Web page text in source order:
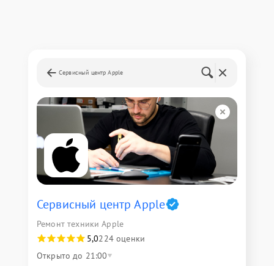
Сервисный центр Apple
Сервисный центр Apple
Ремонт техники Apple
5,0224 оценки
Открыто до 21:00